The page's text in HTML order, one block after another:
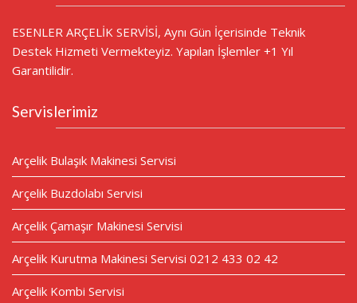
ESENLER ARÇELİK SERVİSİ, Aynı Gün İçerisinde Teknik
Destek Hizmeti Vermekteyiz. Yapılan İşlemler +1 Yıl
Garantilidir.
Servislerimiz
Arçelik Bulaşık Makinesi Servisi
Arçelik Buzdolabı Servisi
Arçelik Çamaşır Makinesi Servisi
Arçelik Kurutma Makinesi Servisi 0212 433 02 42
Arçelik Kombi Servisi